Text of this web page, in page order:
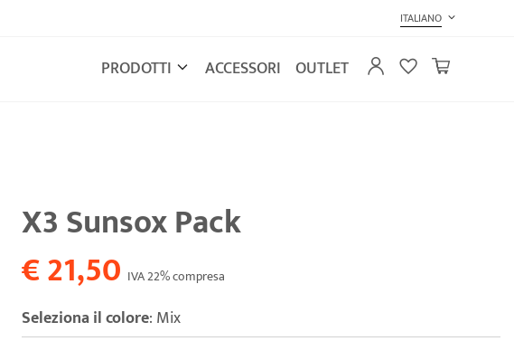
ITALIANO
PRODOTTI ACCESSORI OUTLET
X3 Sunsox Pack
€ 21,50 IVA 22% compresa
Seleziona il colore: Mix